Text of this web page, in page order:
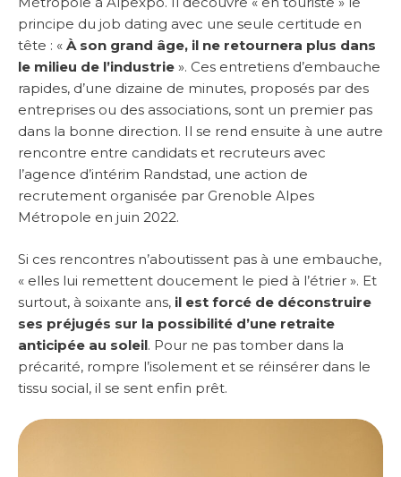
principe du job dating avec une seule certitude en
tête : « À son grand âge, il ne retournera plus dans
le milieu de l’industrie ». Ces entretiens d’embauche
rapides, d’une dizaine de minutes, proposés par des
entreprises ou des associations, sont un premier pas
dans la bonne direction. Il se rend ensuite à une autre
rencontre entre candidats et recruteurs avec
l’agence d’intérim Randstad, une action de
recrutement organisée par Grenoble Alpes
Métropole en juin 2022.
Si ces rencontres n’aboutissent pas à une embauche,
« elles lui remettent doucement le pied à l’étrier ». Et
surtout, à soixante ans, il est forcé de déconstruire
ses préjugés sur la possibilité d’une retraite
anticipée au soleil. Pour ne pas tomber dans la
précarité, rompre l’isolement et se réinsérer dans le
tissu social, il se sent enfin prêt.